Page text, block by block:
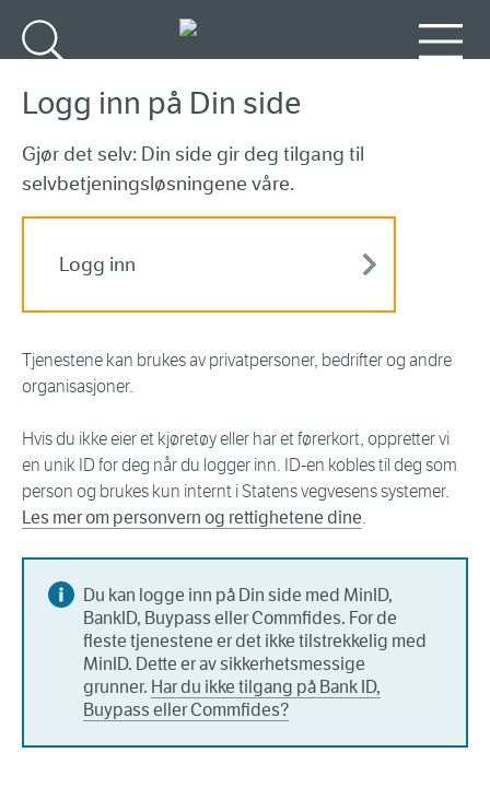
Logg inn på Din side
Gjør det selv: Din side gir deg tilgang til
selvbetjeningsløsningene våre.
Logg inn
Tjenestene kan brukes av privatpersoner, bedrifter og andre
organisasjoner.
Hvis du ikke eier et kjøretøy eller har et førerkort, oppretter vi
en unik ID for deg når du logger inn. ID-en kobles til deg som
person og brukes kun internt i Statens vegvesens systemer.
Les mer om personvern og rettighetene dine.
Du kan logge inn på Din side med MinID,
BankID, Buypass eller Commfides. For de
fleste tjenestene er det ikke tilstrekkelig med
MinID. Dette er av sikkerhetsmessige
grunner. Har du ikke tilgang på Bank ID,
Buypass eller Commfides?